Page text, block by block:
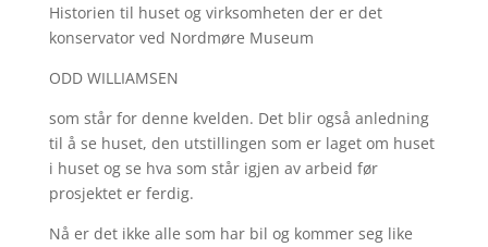
Historien til huset og virksomheten der er det
konservator ved Nordmøre Museum
ODD WILLIAMSEN
som står for denne kvelden. Det blir også anledning
til å se huset, den utstillingen som er laget om huset
i huset og se hva som står igjen av arbeid før
prosjektet er ferdig.
Nå er det ikke alle som har bil og kommer seg like